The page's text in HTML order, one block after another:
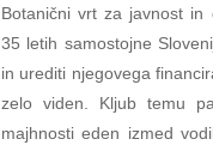
Botanični vrt za javnost
35 letih samostojne
in urediti njegovega
zelo viden. Kljub temu
majhnosti eden izmed